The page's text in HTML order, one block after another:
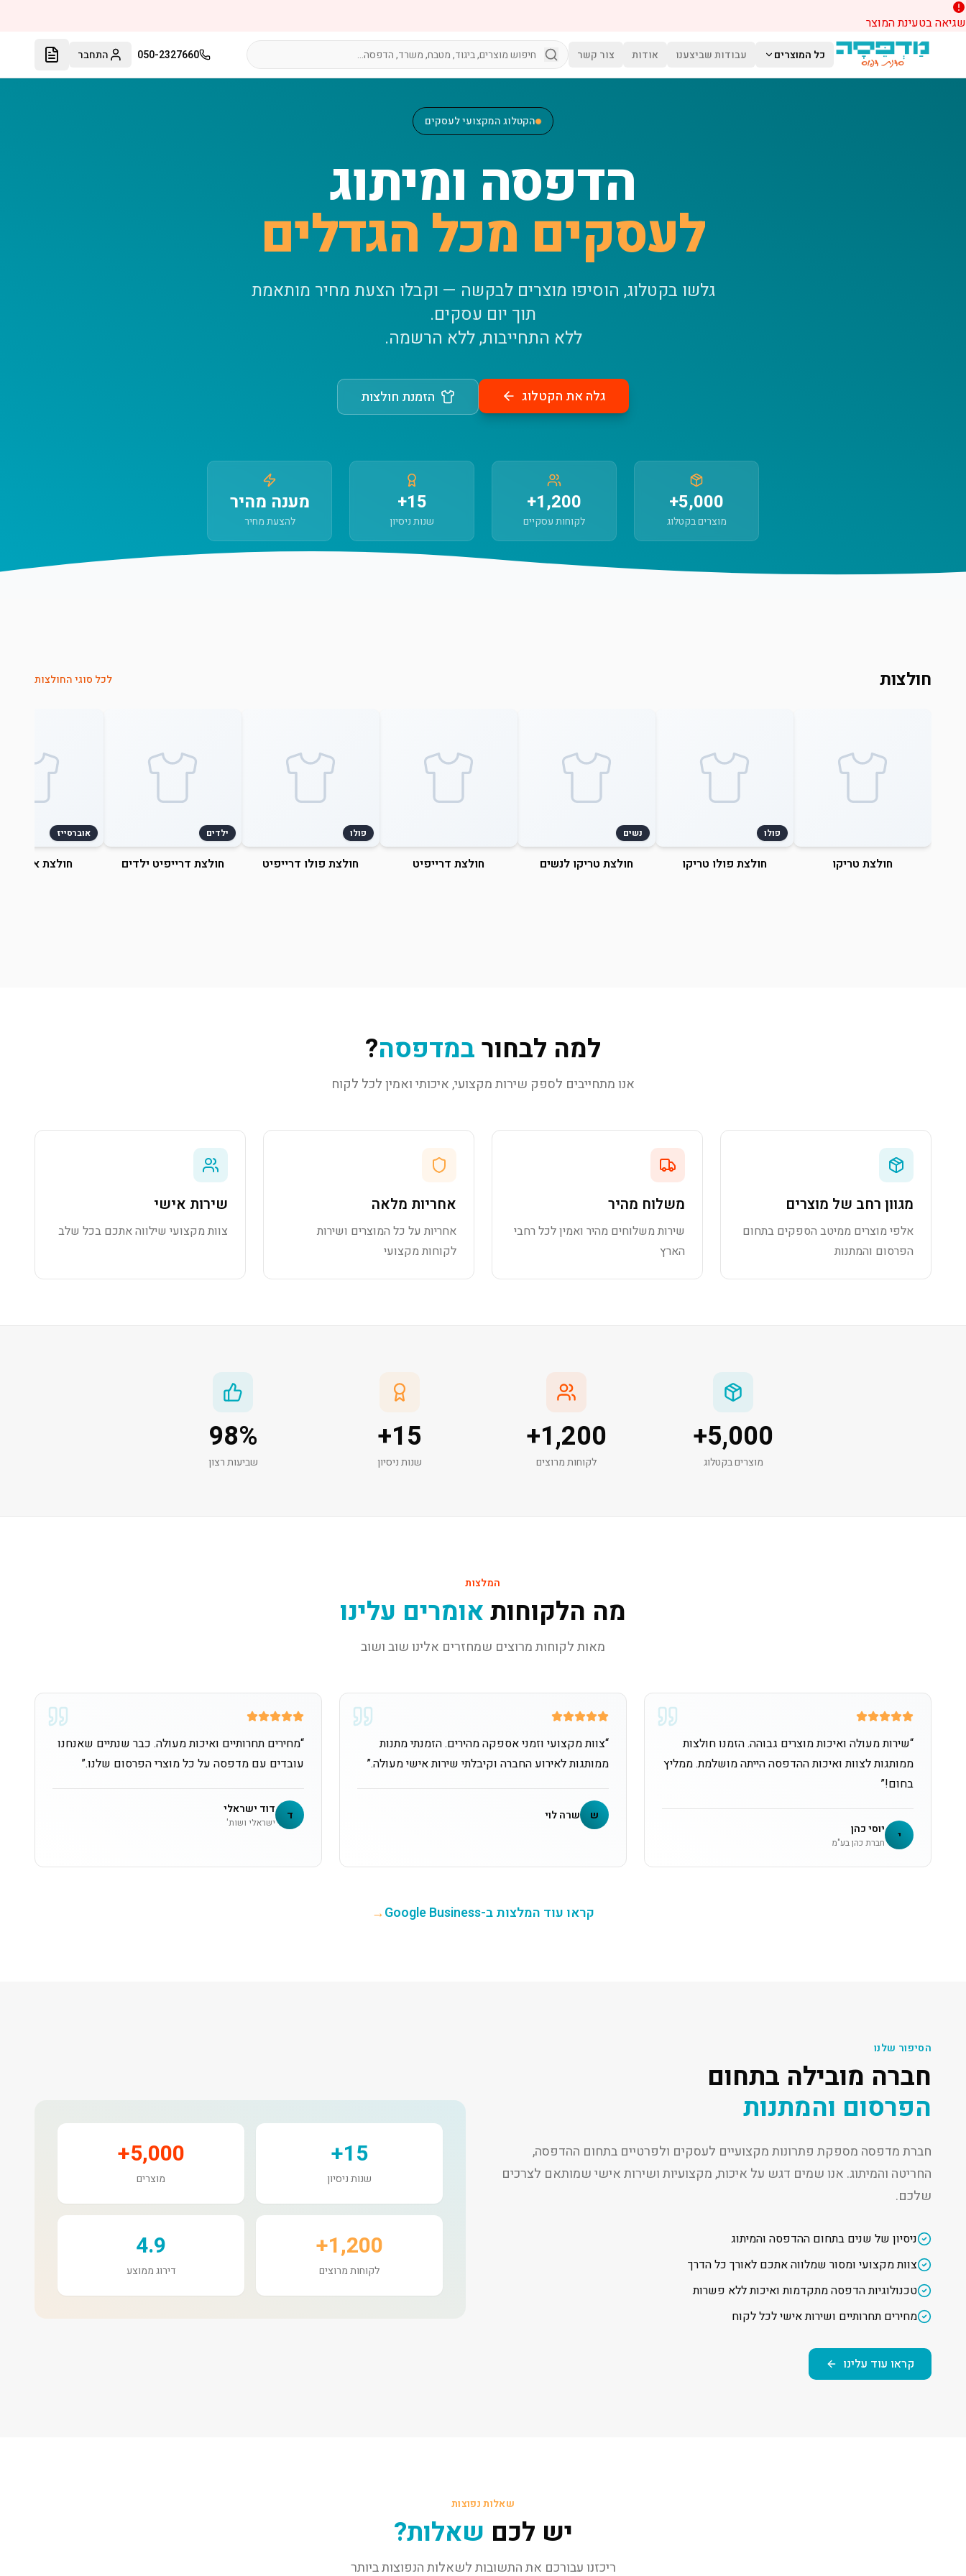
שגיאה בטעינת המוצר
דלג לתוכן הראשי
כל המוצרים עבודות שביצענו אודות צור קשר 050-2327660 התחבר
הקטלוג המקצועי לעסקים
הדפסה ומיתוג
לעסקים מכל הגדלים
גלשו בקטלוג, הוסיפו מוצרים לבקשה — וקבלו הצעת מחיר מותאמת
תוך יום עסקים.
ללא התחייבות, ללא הרשמה.
גלה את הקטלוג הזמנת חולצות
5,000+
מוצרים בקטלוג
1,200+
לקוחות עסקיים
15+
שנות ניסיון
מענה מהיר
להצעת מחיר
חולצות לכל סוגי החולצות
חולצת טריקו
פולו
חולצת פולו טריקו
נשים
חולצת טריקו לנשים חולצת דרייפיט
פולו
חולצת פולו דרייפיט
ילדים
חולצת דרייפיט ילדים
אוברסייז
חולצת
למה לבחורבמדפסה?
אנו מתחייבים לספק שירות מקצועי, איכותי ואמין לכל לקוח
מגוון רחב של מוצרים
אלפי מוצרים ממיטב הספקים בתחום
הפרסום והמתנות
משלוח מהיר
שירות משלוחים מהיר ואמין לכל רחבי
הארץ
אחריות מלאה
אחריות על כל המוצרים ושירות
לקוחות מקצועי
שירות אישי
צוות מקצועי שילווה אתכם בכל שלב
5,000
+
מוצרים בקטלוג
1,200
+
לקוחות מרוצים
15
+
שנות ניסיון
98%
שביעות רצון
המלצות
מה הלקוחותאומרים עלינו
מאות לקוחות מרוצים שמחזרים אלינו שוב ושוב
“שירות מעולה ואיכות מוצרים גבוהה. הזמנו חולצות
ממותגות לצוות ואיכות ההדפסה הייתה מושלמת. ממליץ
בחום!”
י יוסי כהן
חברת כהן בע"מ
“צוות מקצועי וזמני אספקה מהירים. הזמנתי מתנות
ממותגות לאירוע החברה וקיבלתי שירות אישי מעולה.”
ש שרה לוי
“מחירים תחרותיים ואיכות מעולה. כבר שנתיים שאנחנו
עובדים עם מדפסה על כל מוצרי הפרסום שלנו.”
ד דוד ישראלי
ישראלי ושות'
קראו עוד המלצות ב-Google Business →
הסיפור שלנו
חברה מובילה בתחום
הפרסום והמתנות
חברת מדפסה מספקת פתרונות מקצועיים לעסקים ולפרטיים בתחום ההדפסה,
החריטה והמיתוג. אנו שמים דגש על איכות, מקצועיות ושירות אישי שמותאם לצרכים
שלכם.
ניסיון של שנים בתחום ההדפסה והמיתוג
צוות מקצועי ומסור שמלווה אתכם לאורך כל הדרך
טכנולוגיות הדפסה מתקדמות ואיכות ללא פשרות
מחירים תחרותיים ושירות אישי לכל לקוח
קראו עוד עלינו
15+
שנות ניסיון
5,000+
מוצרים
1,200+
לקוחות מרוצים
4.9
דירוג ממוצע
שאלות נפוצות
יש לכם שאלות?
ריכזנו עבורכם את התשובות לשאלות הנפוצות ביותר